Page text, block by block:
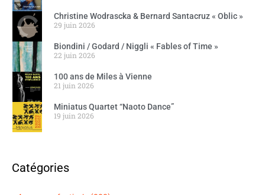
Christine Wodrascka & Bernard Santacruz « Oblic »
29 juin 2026
Biondini / Godard / Niggli « Fables of Time »
22 juin 2026
100 ans de Miles à Vienne
21 juin 2026
Miniatus Quartet “Naoto Dance”
19 juin 2026
Catégories